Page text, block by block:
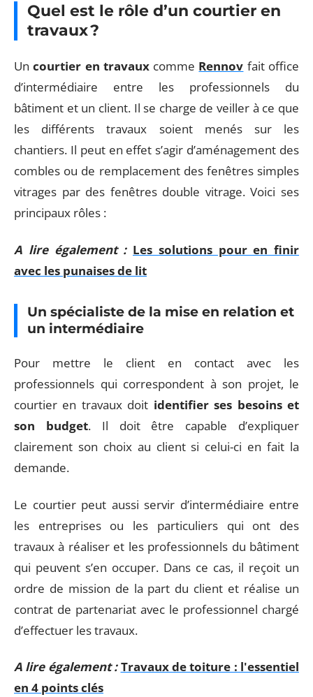
Quel est le rôle d’un courtier en
travaux ?
Uncourtier en travauxcomme Rennov fait office
d’intermédiaire entre les professionnels du
bâtiment et un client. Il se charge de veiller à ce que
les différents travaux soient menés sur les
chantiers. Il peut en effet s’agir d’aménagement des
combles ou de remplacement des fenêtres simples
vitrages par des fenêtres double vitrage. Voici ses
principaux rôles :
A lire également : Les solutions pour en finir
avec les punaises de lit
Un spécialiste de la mise en relation et
un intermédiaire
Pour mettre le client en contact avec les
professionnels qui correspondent à son projet, le
courtier en travaux doit identifier ses besoins et
son budget. Il doit être capable d’expliquer
clairement son choix au client si celui-ci en fait la
demande.
Le courtier peut aussi servir d’intermédiaire entre
les entreprises ou les particuliers qui ont des
travaux à réaliser et les professionnels du bâtiment
qui peuvent s’en occuper. Dans ce cas, il reçoit un
ordre de mission de la part du client et réalise un
contrat de partenariat avec le professionnel chargé
d’effectuer les travaux.
A lire également : Travaux de toiture : l'essentiel
en 4 points clés